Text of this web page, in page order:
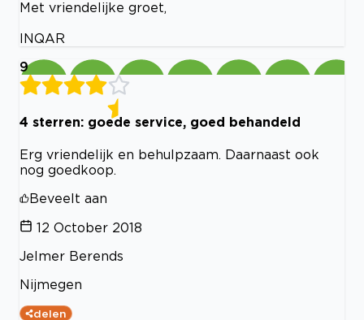
Met vriendelijke groet,
INQAR
9
4 sterren: goede service, goed behandeld
Erg vriendelijk en behulpzaam. Daarnaast ook
nog goedkoop.
Beveelt aan
12 October 2018
Jelmer Berends
Nijmegen
delen